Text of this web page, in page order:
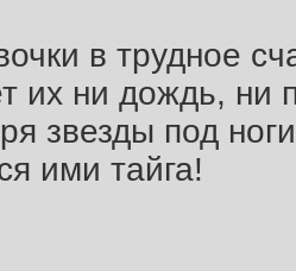
в трудное
их ни дождь, ни
звезды под
ими тайга!